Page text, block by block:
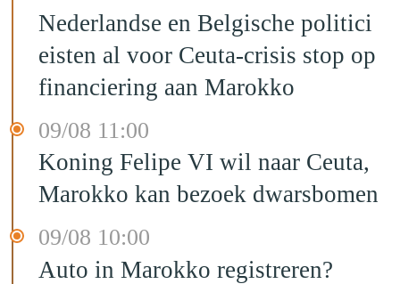
Nederlandse en Belgische politici
eisten al voor Ceuta-crisis stop op
financiering aan Marokko
09/08 11:00
Koning Felipe VI wil naar Ceuta,
Marokko kan bezoek dwarsbomen
09/08 10:00
Auto in Marokko registreren?